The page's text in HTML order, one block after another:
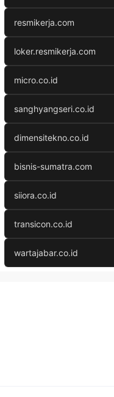
resmikerja.com
loker.resmikerja.com
micro.co.id
sanghyangseri.co.id
dimensitekno.co.id
bisnis-sumatra.com
siiora.co.id
transicon.co.id
wartajabar.co.id